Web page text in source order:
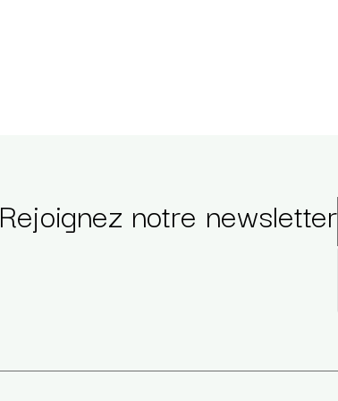
Rejoignez notre newsletter